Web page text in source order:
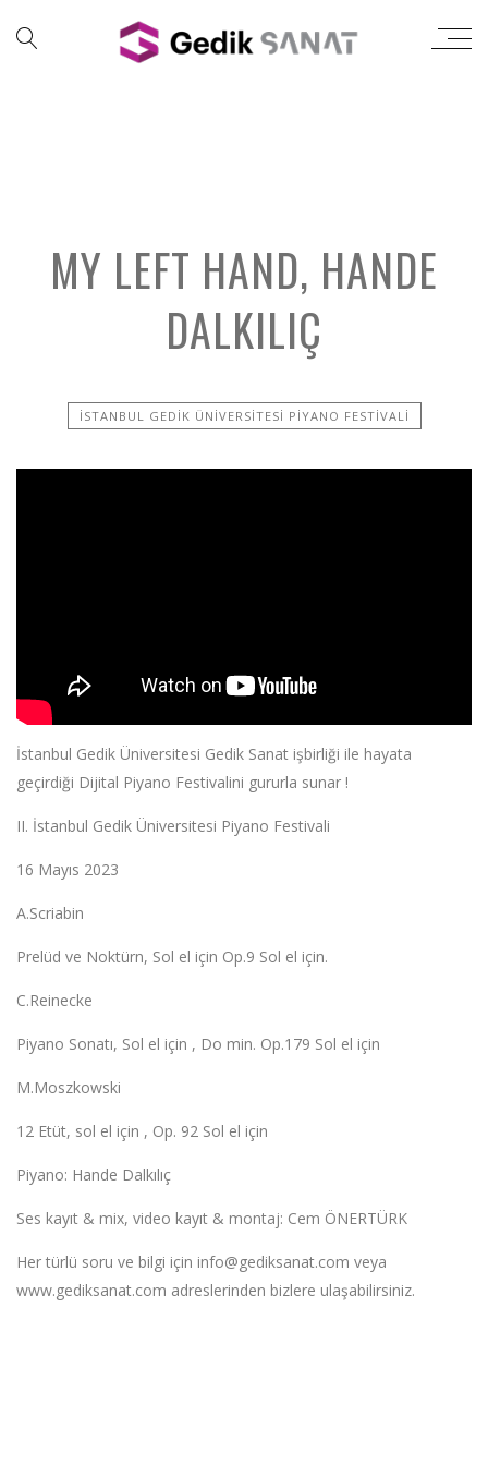
MY LEFT HAND, HANDE
DALKILIÇ
İSTANBUL GEDIK ÜNIVERSITESI PIYANO FESTIVALI
İstanbul Gedik Üniversitesi Gedik Sanat işbirliği ile hayata
geçirdiği Dijital Piyano Festivalini gururla sunar !
II. İstanbul Gedik Üniversitesi Piyano Festivali
16 Mayıs 2023
A.Scriabin
Prelüd ve Noktürn, Sol el için Op.9 Sol el için.
C.Reinecke
Piyano Sonatı, Sol el için , Do min. Op.179 Sol el için
M.Moszkowski
12 Etüt, sol el için , Op. 92 Sol el için
Piyano: Hande Dalkılıç
Ses kayıt & mix, video kayıt & montaj: Cem ÖNERTÜRK
Her türlü soru ve bilgi için info@gediksanat.com veya
www.gediksanat.com adreslerinden bizlere ulaşabilirsiniz.